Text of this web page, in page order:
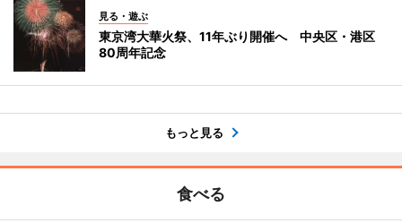
見る・遊ぶ
東京湾大華火祭、11年ぶり開催へ 中央区・港区
80周年記念
もっと見る
食べる